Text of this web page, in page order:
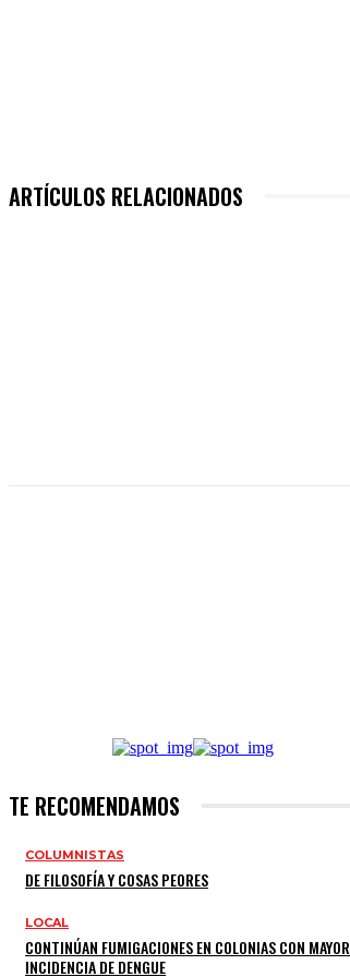
ARTÍCULOS RELACIONADOS
TE RECOMENDAMOS
COLUMNISTAS
DE FILOSOFÍA Y COSAS PEORES
LOCAL
CONTINÚAN FUMIGACIONES EN COLONIAS CON MAYOR
INCIDENCIA DE DENGUE